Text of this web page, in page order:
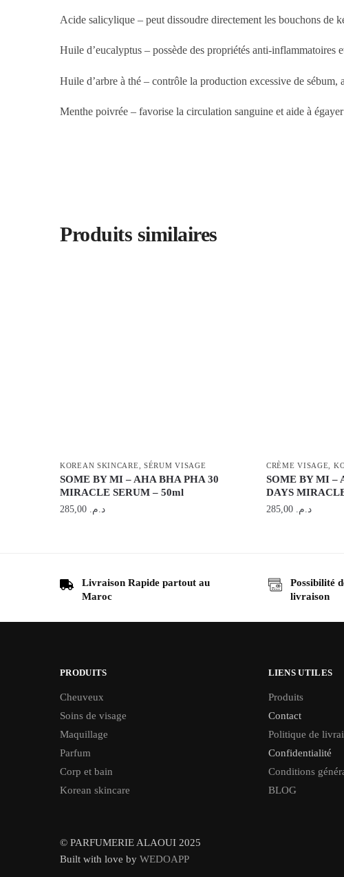
Acide salicylique – peut dissoudre directement les bouchons de
Huile d’eucalyptus – possède des propriétés anti-inflammatoires
Huile d’arbre à thé – contrôle la production excessive de sébum,
Menthe poivrée – favorise la circulation sanguine et aide à
Produits similaires
KOREAN SKINCARE SÉRUM VISAGE
SOME BY MI – AHA BHA PHA 30
MIRACLE SERUM – 50ml
د.م.
CRÈME VISAGE
SOME BY MI –
DAYS
د.م.
Livraison Rapide partout au
Maroc
Possibilité
livraison
PRODUITS
Cheuveux
Soins de visage
Maquillage
Parfum
Corp et bain
Korean skincare
LIENS UTILES
Produits
Contact
Politique de
Confidentialité
Conditions
BLOG
© PARFUMERIE ALAOUI 2025
Built with love by WEDOAPP